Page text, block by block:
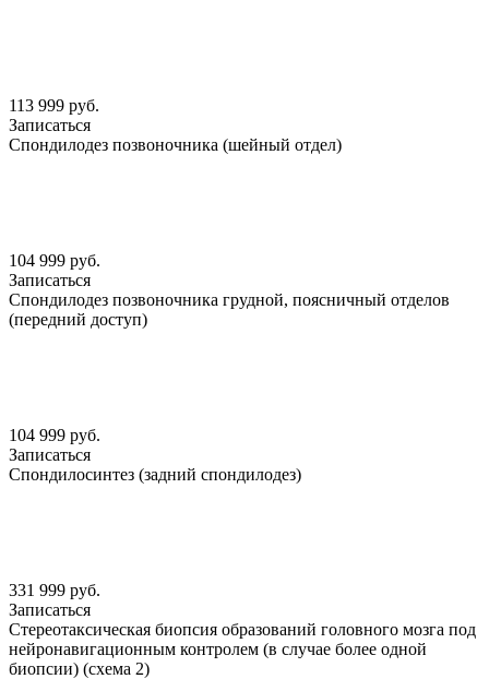
113 999 руб.
Записаться
Спондилодез позвоночника (шейный отдел)
104 999 руб.
Записаться
Спондилодез позвоночника грудной, поясничный отделов
(передний доступ)
104 999 руб.
Записаться
Спондилосинтез (задний спондилодез)
331 999 руб.
Записаться
Стереотаксическая биопсия образований головного мозга под
нейронавигационным контролем (в случае более одной
биопсии) (схема 2)